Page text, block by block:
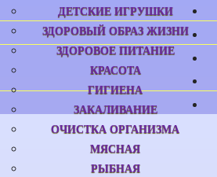
ДЕТСКИЕ ИГРУШКИ
ЗДОРОВЫЙ ОБРАЗ ЖИЗНИ
ЗДОРОВОЕ ПИТАНИЕ
КРАСОТА
ГИГИЕНА
ЗАКАЛИВАНИЕ
ОЧИСТКА ОРГАНИЗМА
МЯСНАЯ
РЫБНАЯ